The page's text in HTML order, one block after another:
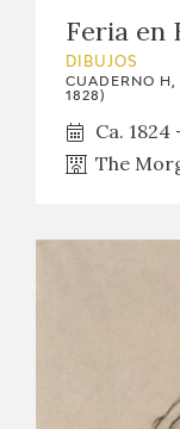
Feria en
DIBUJOS
CUADERNO
1828)
Ca. 1824
The